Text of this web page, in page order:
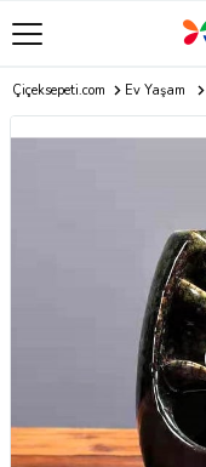
Çiçeksepeti.com Ev Yaşam